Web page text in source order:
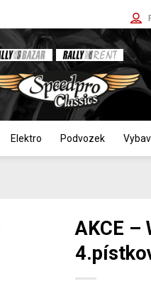
Elektro Podvozek
AKCE –